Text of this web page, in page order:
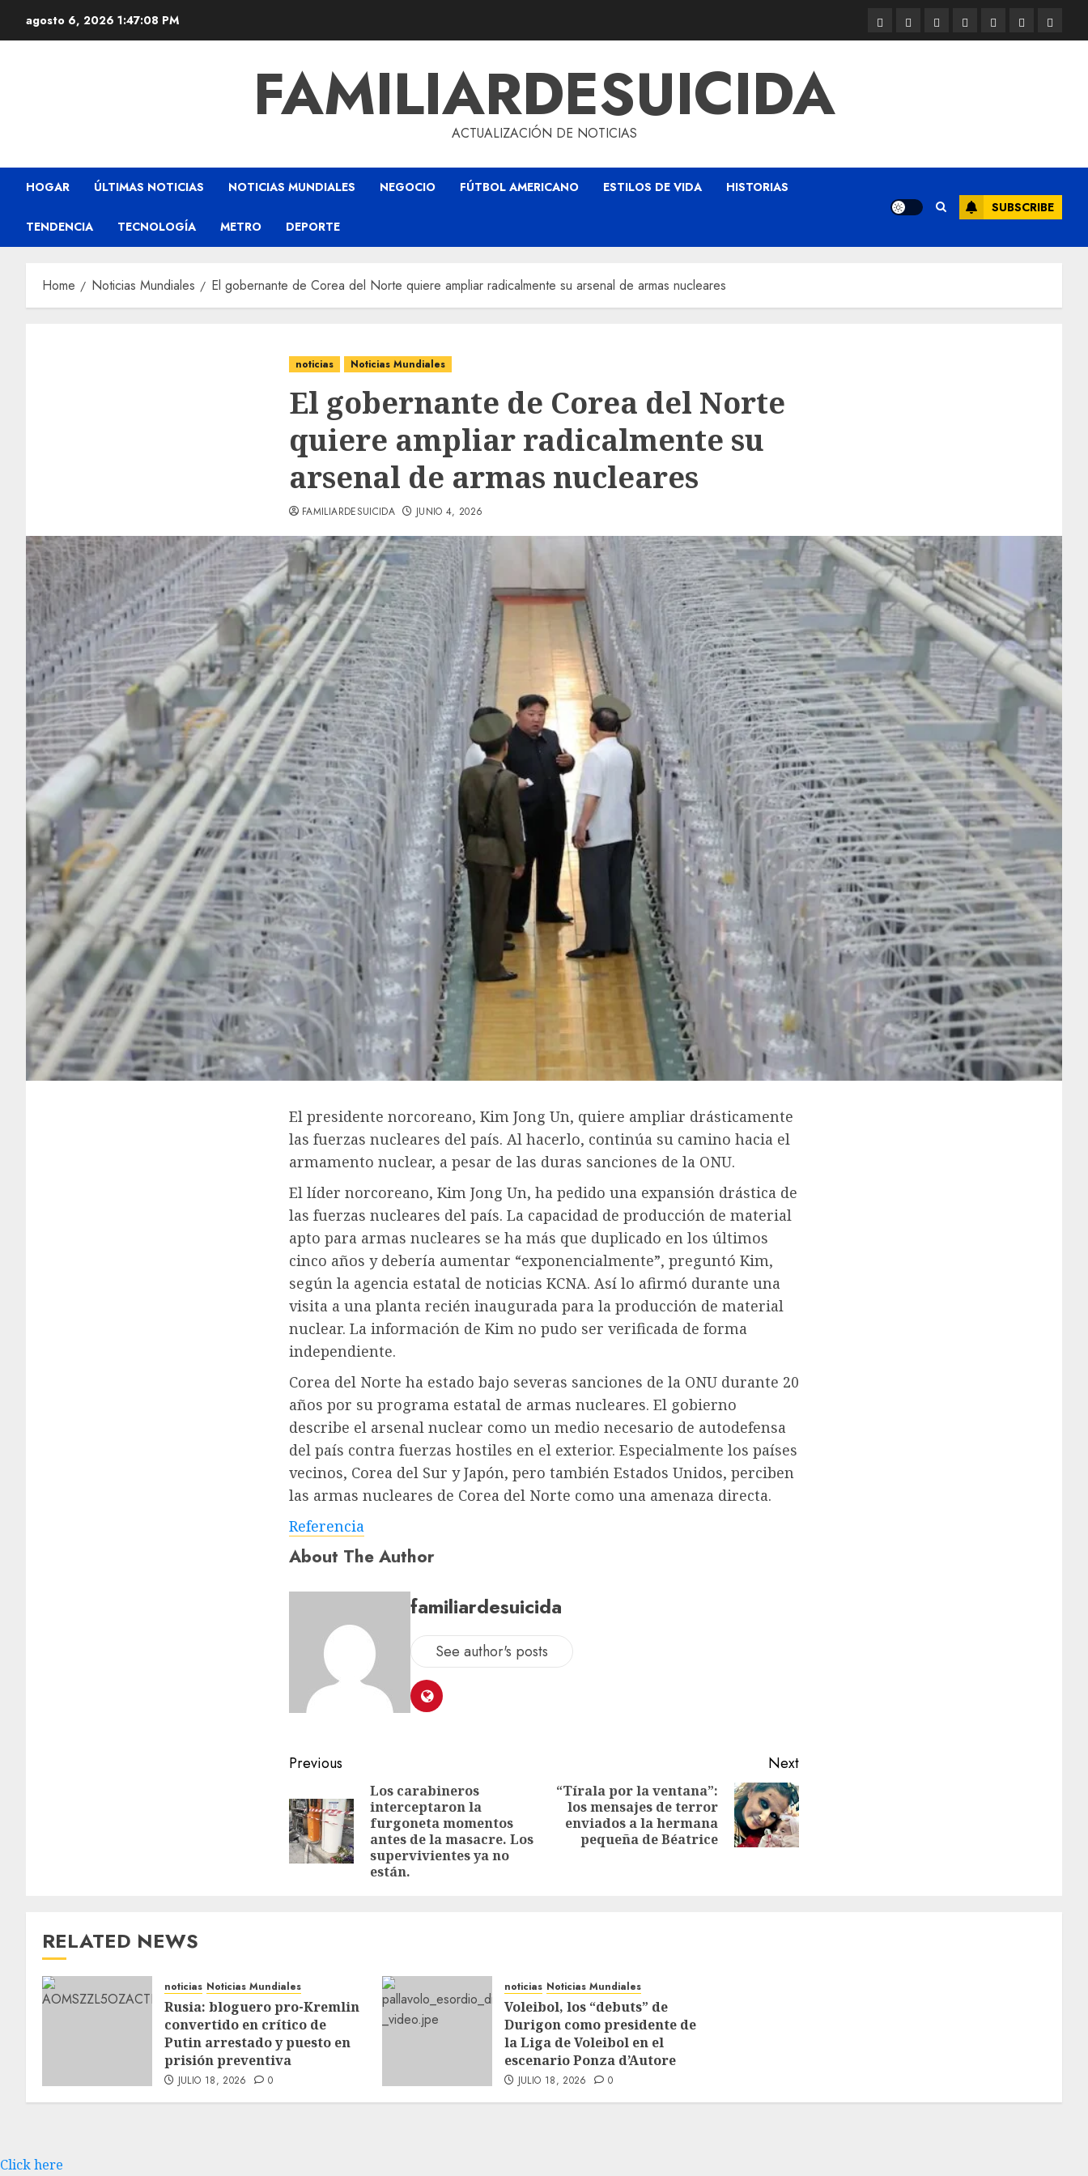
agosto 6, 2026 1:47:09 PM
FAMILIARDESUICIDA
ACTUALIZACIÓN DE NOTICIAS
HOGAR ÚLTIMAS NOTICIAS NOTICIAS MUNDIALES NEGOCIO FÚTBOL AMERICANO ESTILOS DE VIDA HISTORIAS
TENDENCIA TECNOLOGÍA METRO DEPORTE
SUBSCRIBE
Home Noticias Mundiales El gobernante de Corea del Norte quiere ampliar radicalmente su arsenal de armas nucleares
noticias Noticias Mundiales
El gobernante de Corea del Norte
quiere ampliar radicalmente su
arsenal de armas nucleares
FAMILIARDESUICIDA JUNIO 4, 2026
El presidente norcoreano, Kim Jong Un, quiere ampliar drásticamente
las fuerzas nucleares del país. Al hacerlo, continúa su camino hacia el
armamento nuclear, a pesar de las duras sanciones de la ONU.
El líder norcoreano, Kim Jong Un, ha pedido una expansión drástica de
las fuerzas nucleares del país. La capacidad de producción de material
apto para armas nucleares se ha más que duplicado en los últimos
cinco años y debería aumentar “exponencialmente”, preguntó Kim,
según la agencia estatal de noticias KCNA. Así lo afirmó durante una
visita a una planta recién inaugurada para la producción de material
nuclear. La información de Kim no pudo ser verificada de forma
independiente.
Corea del Norte ha estado bajo severas sanciones de la ONU durante 20
años por su programa estatal de armas nucleares. El gobierno
describe el arsenal nuclear como un medio necesario de autodefensa
del país contra fuerzas hostiles en el exterior. Especialmente los países
vecinos, Corea del Sur y Japón, pero también Estados Unidos, perciben
las armas nucleares de Corea del Norte como una amenaza directa.
Referencia
About The Author
familiardesuicida
See author's posts
Previous
Los carabineros
interceptaron la
furgoneta momentos
antes de la masacre. Los
supervivientes ya no
están.
Next
“Tírala por la ventana”:
los mensajes de terror
enviados a la hermana
pequeña de Béatrice
RELATED NEWS
noticias Noticias Mundiales
Rusia: bloguero pro-Kremlin
convertido en crítico de
Putin arrestado y puesto en
prisión preventiva
JULIO 18, 2026 0
noticias Noticias Mundiales
Voleibol, los “debuts” de
Durigon como presidente de
la Liga de Voleibol en el
escenario Ponza d’Autore
JULIO 18, 2026 0
Click here